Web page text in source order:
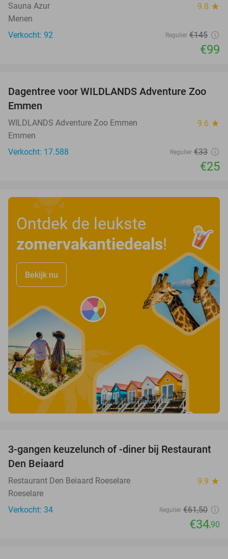
Sauna Azur 9.8 star
Menen
Verkocht: 92
Regulier €145
€99
24%
Dagentree voor WILDLANDS Adventure Zoo
Emmen
WILDLANDS Adventure Zoo Emmen 9.6 star
Emmen
Verkocht: 17.588
Regulier €33
€25
Ontdek de leukste
zomervakantiedeals!
Bekijk nu
43%
3-gangen keuzelunch of -diner bij Restaurant
Den Beiaard
Restaurant Den Beiaard Roeselare 9.9 star
Roeselare
Verkocht: 34
Regulier €61,50
€34,90